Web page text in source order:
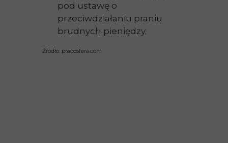
pod ustawę o
przeciwdziałaniu praniu
brudnych pieniędzy.
Źródło: pracosfera.com